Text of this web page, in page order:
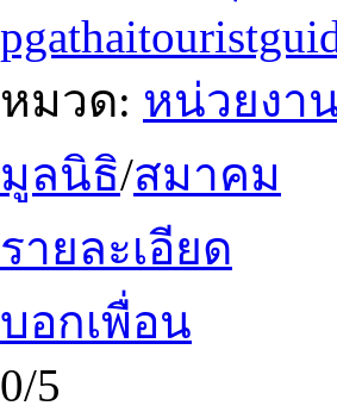
หมวด: หน่วยงา
มูลนิธิ/สมาคม
รายละเอียด
บอกเพื่อน
0/5